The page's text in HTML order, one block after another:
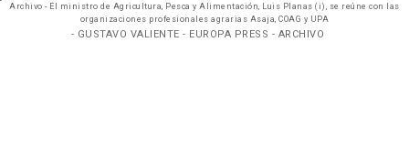
Archivo - El ministro de Agricultura, Pesca y Alimentación, Luis Planas (i), se reúne con las
organizaciones profesionales agrarias Asaja, COAG y UPA
- GUSTAVO VALIENTE - EUROPA PRESS - ARCHIVO